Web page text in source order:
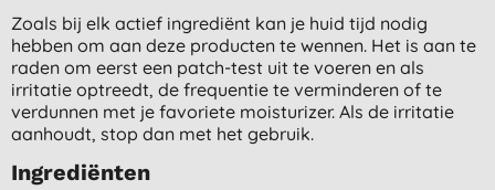
Zoals bij elk actief ingrediënt kan je huid tijd nodig
hebben om aan deze producten te wennen. Het is aan te
raden om eerst een patch-test uit te voeren en als
irritatie optreedt, de frequentie te verminderen of te
verdunnen met je favoriete moisturizer. Als de irritatie
aanhoudt, stop dan met het gebruik.
Ingrediënten